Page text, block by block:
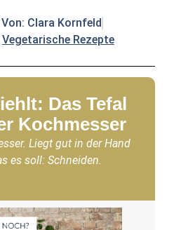
Von: Clara Kornfeld
Vegetarische Rezepte
Das Tefal
Kochmesser
Liegt gut in der Hand
es soll: Schneiden.